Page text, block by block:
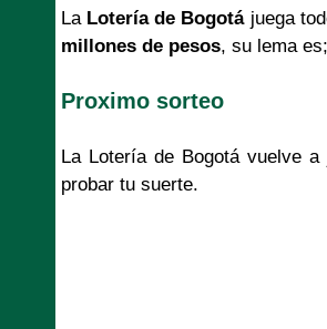
La Lotería de Bogotájuega
millones de pesos, su lema
Proximo sorteo
La Lotería de Bogotá vuelve
probar tu suerte.